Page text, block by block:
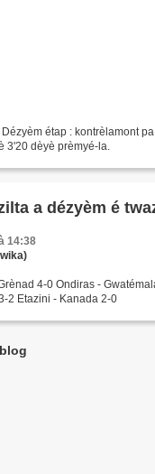
étap : kontrèlamont
3'20 dèyè prèmyé-la.
a dézyèm é
14:38
4-0 Ondiras -
2 Etazini - Kanada 2-0